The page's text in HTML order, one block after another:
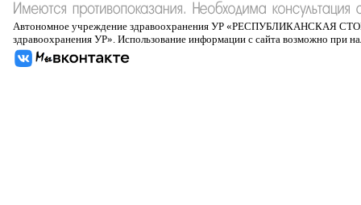
Автономное учреждение здравоохранения УР
здравоохранения УР». Использование информации с сайта возможно при